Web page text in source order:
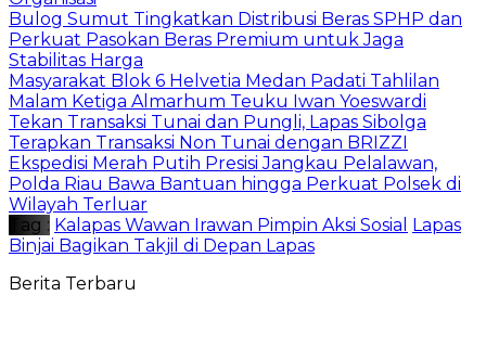
Bulog Sumut Tingkatkan Distribusi Beras SPHP dan
Perkuat Pasokan Beras Premium untuk Jaga
Stabilitas Harga
Masyarakat Blok 6 Helvetia Medan Padati Tahlilan
Malam Ketiga Almarhum Teuku Iwan Yoeswardi
Tekan Transaksi Tunai dan Pungli, Lapas Sibolga
Terapkan Transaksi Non Tunai dengan BRIZZI
Ekspedisi Merah Putih Presisi Jangkau Pelalawan,
Polda Riau Bawa Bantuan hingga Perkuat Polsek di
Wilayah Terluar
Tag : Kalapas Wawan Irawan Pimpin Aksi Sosial Lapas
Binjai Bagikan Takjil di Depan Lapas
Berita Terbaru